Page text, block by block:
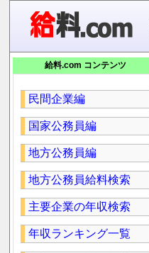
給料.com コンテンツ
民間企業編
国家公務員編
地方公務員編
地方公務員給料検索
主要企業の年収検索
年収ランキング一覧